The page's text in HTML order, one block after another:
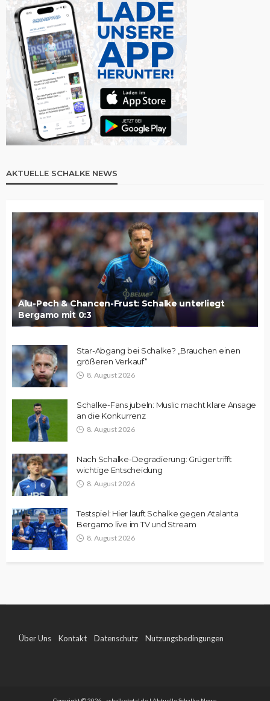
AKTUELLE SCHALKE NEWS
Alu-Pech & Chancen-Frust: Schalke unterliegt
Bergamo mit 0:3
Star-Abgang bei Schalke? „Brauchen einen
größeren Verkauf“
8. August 2026
Schalke-Fans jubeln: Muslic macht klare Ansage
an die Konkurrenz
8. August 2026
Nach Schalke-Degradierung: Grüger trifft
wichtige Entscheidung
8. August 2026
Testspiel: Hier läuft Schalke gegen Atalanta
Bergamo live im TV und Stream
8. August 2026
Über Uns Kontakt Datenschutz Nutzungsbedingungen